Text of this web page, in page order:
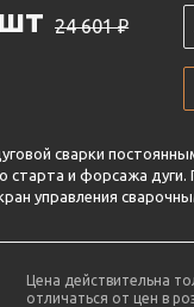
24 601₽
сварки
старта и форсажа
управления
Цена действительна
отличаться от цен в